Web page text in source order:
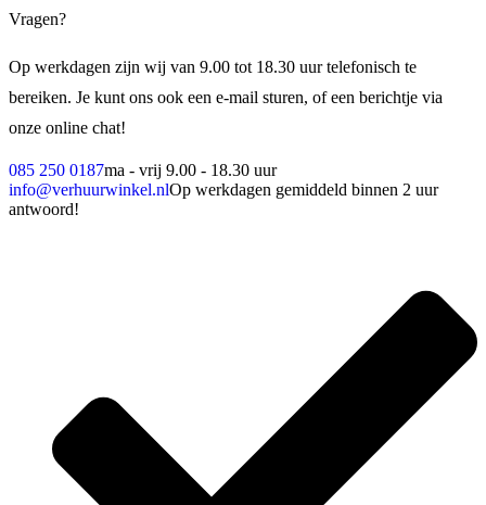
Vragen?
Op werkdagen zijn wij van 9.00 tot 18.30 uur telefonisch te
bereiken. Je kunt ons ook een e-mail sturen, of een berichtje via
onze online chat!
085 250 0187ma - vrij 9.00 - 18.30 uur
info@verhuurwinkel.nlOp werkdagen gemiddeld binnen 2 uur
antwoord!